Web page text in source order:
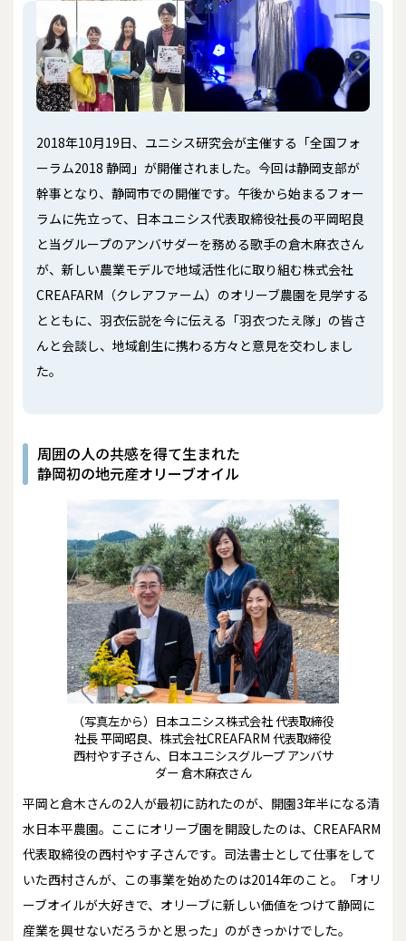
2018年10月19日、ユニシス研究会が主催する「全国フォ
ーラム2018 静岡」が開催されました。今回は静岡支部が
幹事となり、静岡市での開催です。午後から始まるフォー
ラムに先立って、日本ユニシス代表取締役社長の平岡昭良
と当グループのアンバサダーを務める歌手の倉木麻衣さん
が、新しい農業モデルで地域活性化に取り組む株式会社
CREAFARM（クレアファーム）のオリーブ農園を見学する
とともに、羽衣伝説を今に伝える「羽衣つたえ隊」の皆さ
んと会談し、地域創生に携わる方々と意見を交わしまし
た。
周囲の人の共感を得て生まれた
静岡初の地元産オリーブオイル
（写真左から）日本ユニシス株式会社 代表取締役
社長 平岡昭良、株式会社CREAFARM 代表取締役
西村やす子さん、日本ユニシスグループ アンバサ
ダー 倉木麻衣さん
平岡と倉木さんの2人が最初に訪れたのが、開園3年半になる清
水日本平農園。ここにオリーブ園を開設したのは、CREAFARM
代表取締役の西村やす子さんです。司法書士として仕事をして
いた西村さんが、この事業を始めたのは2014年のこと。「オリ
ーブオイルが大好きで、オリーブに新しい価値をつけて静岡に
産業を興せないだろうかと思った」のがきっかけでした。